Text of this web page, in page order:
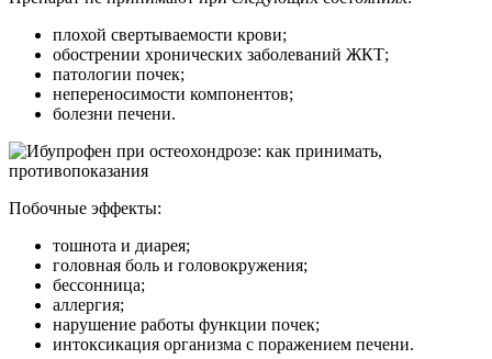
плохой свертываемости крови;
обострении хронических заболеваний ЖКТ;
патологии почек;
непереносимости компонентов;
болезни печени.
Побочные эффекты:
тошнота и диарея;
головная боль и головокружения;
бессонница;
аллергия;
нарушение работы функции почек;
интоксикация организма с поражением печени.